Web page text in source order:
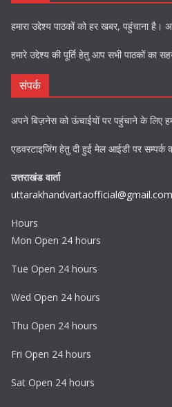
हमारा उद्देश्य पाठकों को हर खबर, पहुंचाना है।
हमारे उद्देश्य की पूर्ति हेतु आप सभी पाठकों का
संपर्क
अपने बिज़नेस को ऊंचाईयों पर पहुंचाने के लिए
एडवरटाइजिंग हेतु दी हुई मेल आईडी पर सम्पर्क
उत्तराखंड वार्ता
uttarakhandvartaofficial@gmail.com
Hours
Mon Open 24 hours
Tue Open 24 hours
Wed Open 24 hours
Thu Open 24 hours
Fri Open 24 hours
Sat Open 24 hours